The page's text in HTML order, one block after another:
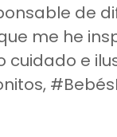
de
me he
e